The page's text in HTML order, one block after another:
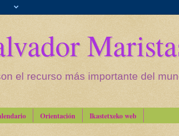
el recurso más importante del
Orientación Ikastetxeko web